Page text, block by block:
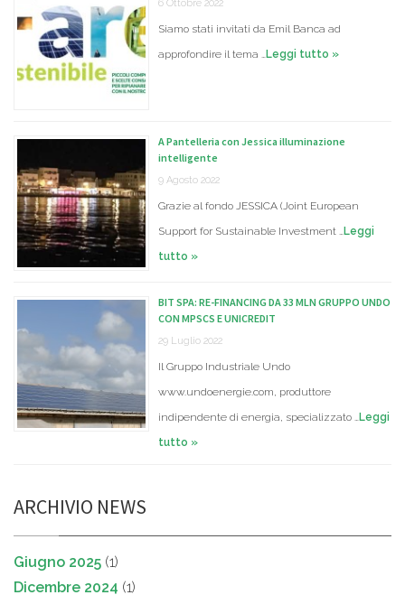
6 Ottobre 2022
Siamo stati invitati da Emil Banca ad
approfondire il tema …Leggi tutto »
A Pantelleria con Jessica illuminazione
intelligente
9 Agosto 2022
Grazie al fondo JESSICA (Joint European
Support for Sustainable Investment …Leggi
tutto »
BIT SPA: RE-FINANCING DA 33 MLN GRUPPO UNDO
CON MPSCS E UNICREDIT
29 Luglio 2022
Il Gruppo Industriale Undo
www.undoenergie.com, produttore
indipendente di energia, specializzato …Leggi
tutto »
ARCHIVIO NEWS
Giugno 2025 (1)
Dicembre 2024 (1)